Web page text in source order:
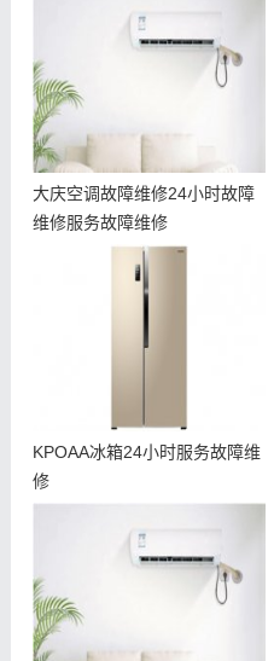
大庆空调故障维修24小时故障
维修服务故障维修
KPOAA冰箱24小时服务故障维
修